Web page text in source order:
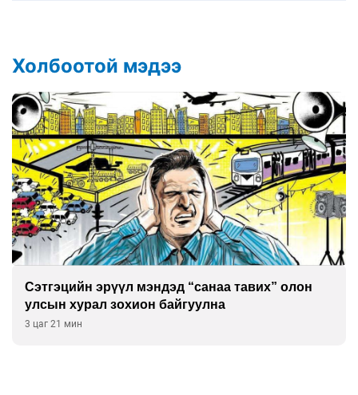
Холбоотой мэдээ
Сэтгэцийн эрүүл мэндэд “санаа тавих” олон
улсын хурал зохион байгуулна
3 цаг 21 мин